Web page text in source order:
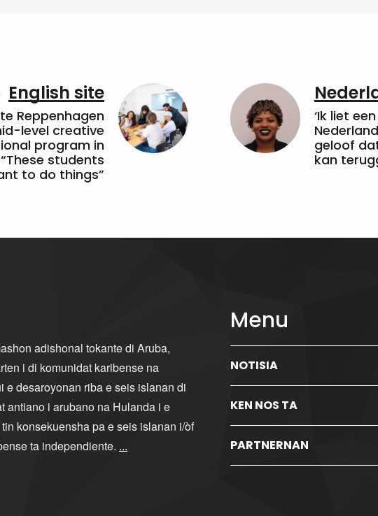
English site
Reppenhagen
level creative
program in
students
to do things”
‘Ik liet
geloof
kan
adishonal tokante di Aruba,
i di komunidat karibense na
e desaroyonan riba e seis islanan di
antiano i arubano na Hulanda i e
konsekuensha pa e seis islanan i/òf
ta independiente. ...
Menu
NOTISIA
KEN NOS TA
PARTNERNAN